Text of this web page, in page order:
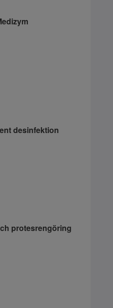
desinfektion
protesrengöring